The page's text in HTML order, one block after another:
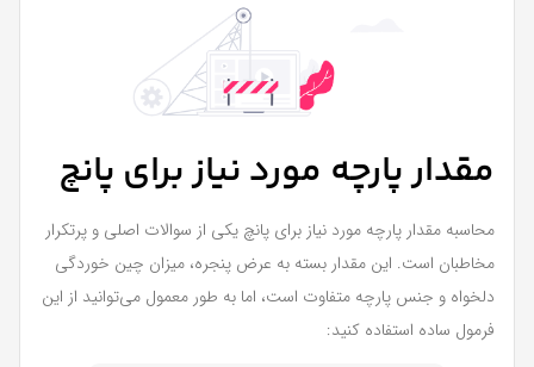
مقدار پارچه مورد نیاز برای پانچ
محاسبه مقدار پارچه مورد نیاز برای پانچ یکی از سوالات اصلی و پرتکرار
مخاطبان است. این مقدار بسته به عرض پنجره، میزان چین خوردگی
دلخواه و جنس پارچه متفاوت است، اما به طور معمول می‌توانید از این
فرمول ساده استفاده کنید: